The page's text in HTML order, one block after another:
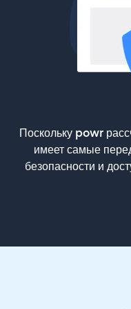
Поскольку powr
имеет самые
безопасности и